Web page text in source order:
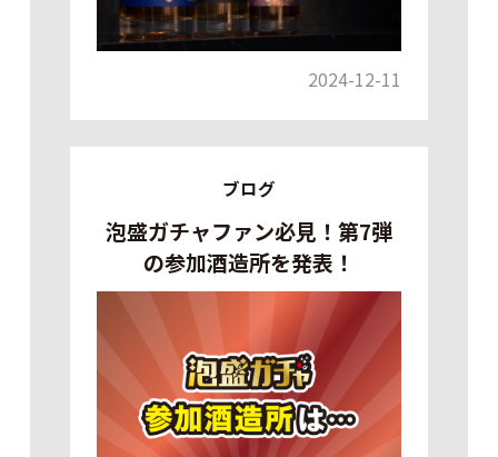
2024-12-11
ブログ
泡盛ガチャファン必見！第7弾
の参加酒造所を発表！